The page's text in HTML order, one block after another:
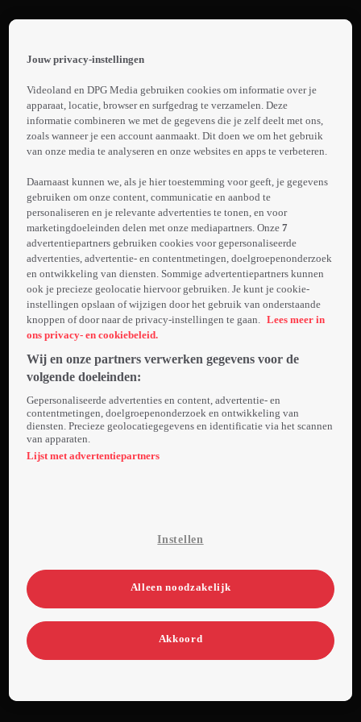
page
Way
Back
VIPS
1.
Promo:
No
Back
VIPS
S2
Een groep
van veertien
bekende
Nederlanders
trekt door de
ruige
wildernis van
Albanië. De
tocht leidt
hen door de
prachtige,
maar
'vervloekte'
bergen. In de
moeten ze
kiezen:
achterblijven
in een
survivalkamp
of doorgaan
finish. De
Meer
info
Jouw privacy-instellingen
Videoland en DPG Media gebruiken cookies om informatie over je
apparaat, locatie, browser en surfgedrag te verzamelen. Deze
informatie combineren we met de gegevens die je zelf deelt met ons,
zoals wanneer je een account aanmaakt. Dit doen we om het gebruik
van onze media te analyseren en onze websites en apps te verbeteren.
Daarnaast kunnen we, als je hier toestemming voor geeft, je gegevens
gebruiken om onze content, communicatie en aanbod te
personaliseren en je relevante advertenties te tonen, en voor
marketingdoeleinden delen met onze mediapartners. Onze7
advertentiepartners gebruiken cookies voor gepersonaliseerde
advertenties, advertentie- en contentmetingen, doelgroepenonderzoek
en ontwikkeling van diensten. Sommige advertentiepartners kunnen
ook je precieze geolocatie hiervoor gebruiken. Je kunt je cookie-
instellingen opslaan of wijzigen door het gebruik van onderstaande
knoppen of door naar de privacy-instellingen te gaan. Lees meer in
ons privacy- en cookiebeleid.
Wij en onze partners verwerken gegevens voor de
volgende doeleinden:
Gepersonaliseerde advertenties en content, advertentie- en
contentmetingen, doelgroepenonderzoek en ontwikkeling van
diensten. Precieze geolocatiegegevens en identificatie via het scannen
van apparaten.
Lijst met advertentiepartners
Instellen
Alleen noodzakelijk
Akkoord